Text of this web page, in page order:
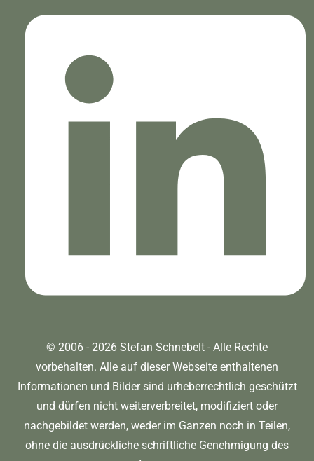
© 2006 - 2026 Stefan Schnebelt - Alle Rechte
vorbehalten. Alle auf dieser Webseite enthaltenen
Informationen und Bilder sind urheberrechtlich geschützt
und dürfen nicht weiterverbreitet, modifiziert oder
nachgebildet werden, weder im Ganzen noch in Teilen,
ohne die ausdrückliche schriftliche Genehmigung des